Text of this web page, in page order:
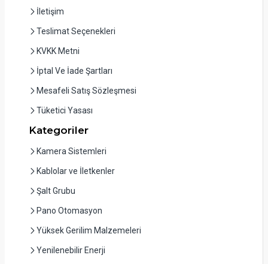
İletişim
Teslimat Seçenekleri
KVKK Metni
İptal Ve İade Şartları
Mesafeli Satış Sözleşmesi
Tüketici Yasası
Kategoriler
Kamera Sistemleri
Kablolar ve İletkenler
Şalt Grubu
Pano Otomasyon
Yüksek Gerilim Malzemeleri
Yenilenebilir Enerji